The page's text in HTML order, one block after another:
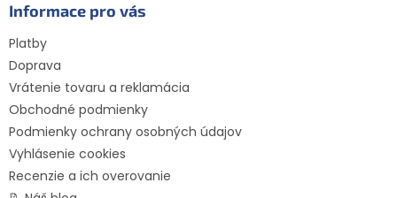
Informace pro vás
Platby
Doprava
Vrátenie tovaru a reklamácia
Obchodné podmienky
Podmienky ochrany osobných údajov
Vyhlásenie cookies
Recenzie a ich overovanie